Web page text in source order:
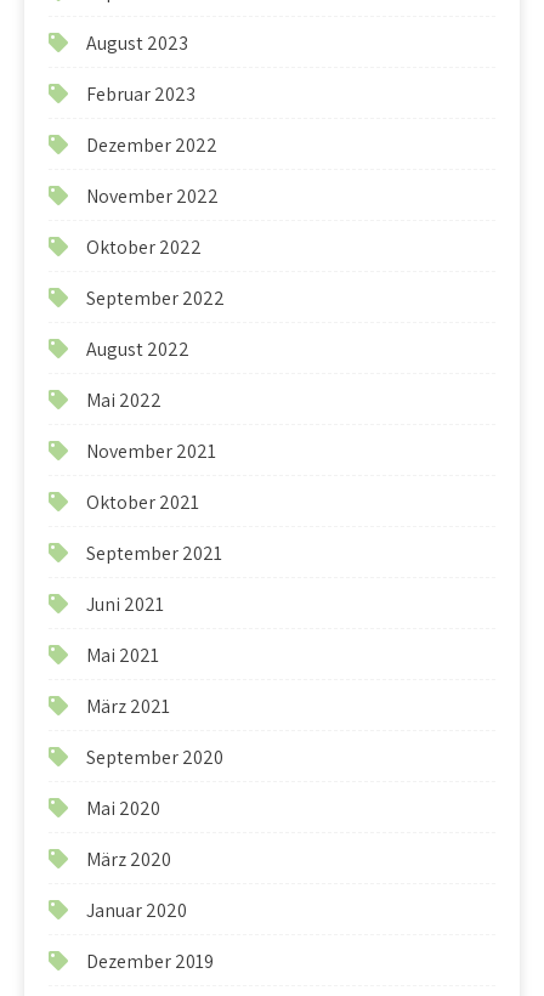
August 2023
Februar 2023
Dezember 2022
November 2022
Oktober 2022
September 2022
August 2022
Mai 2022
November 2021
Oktober 2021
September 2021
Juni 2021
Mai 2021
März 2021
September 2020
Mai 2020
März 2020
Januar 2020
Dezember 2019